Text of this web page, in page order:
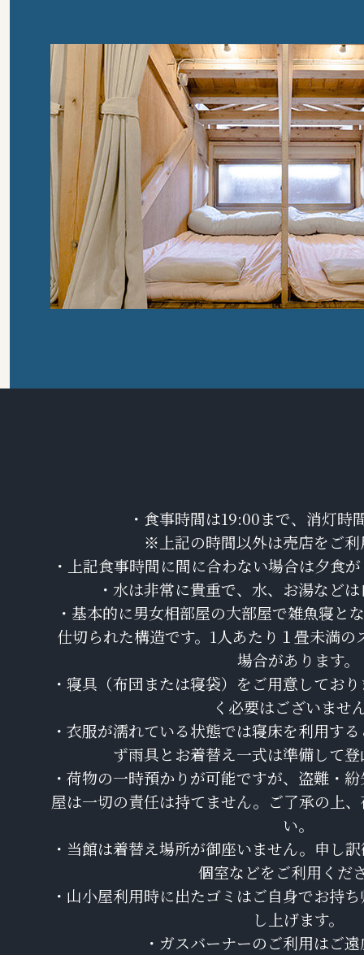
・食事時間は19:00まで、消灯時
※上記の時間以外は売店をご
・上記食事時間に間に合わない場合は夕食
・水は非常に貴重で、水、お湯など
・基本的に男女相部屋の大部屋で雑魚寝と
仕切られた構造です。1人あたり１畳未満
場合があります。
・寝具（布団または寝袋）をご用意してお
く必要はございませ
・衣服が濡れている状態では寝床を利用す
ず雨具とお着替え一式は準備して
・荷物の一時預かりが可能ですが、盗難・
屋は一切の責任は持てません。ご了承の上
い。
・当館は着替え場所が御座いません。申し
個室などをご利用くだ
・山小屋利用時に出たゴミはご自身でお持
し上げます。
・ガスバーナーのご利用はご